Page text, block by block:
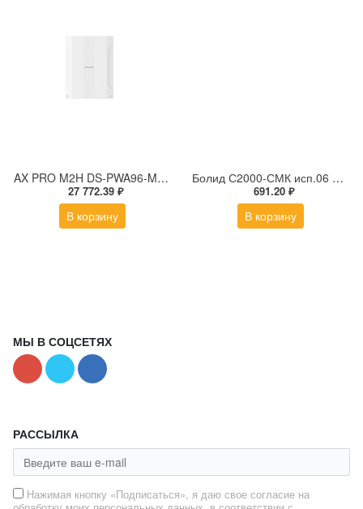
AX PRO M2H DS-PWA96-M2H-WE Гибридная охранная контрольная панель (868МГц), белая
27 772.39 ₽
В корзину
Болид С2000-СМК исп.06 Извещатель охранный магнитоконтактный адресный
691.20 ₽
В корзину
МЫ В СОЦСЕТЯХ
РАССЫЛКА
Нажимая кнопку «Подписаться», я даю свое согласие на